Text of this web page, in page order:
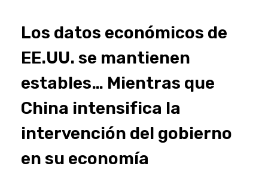
Los datos económicos de
EE.UU. se mantienen
estables… Mientras que
China intensifica la
intervención del gobierno
en su economía